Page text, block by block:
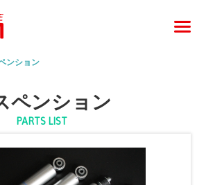
ンション
ペンション
PARTS LIST